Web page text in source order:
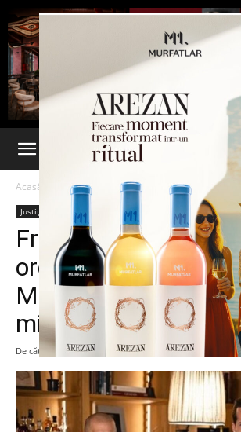
Acasă Justiție
Justiție Știri din România Ultima oră
Frații Tate, la
ore de percheziții.
Matrix-ul e foarte
mine”
De către Eva MIRON 21 august 2024